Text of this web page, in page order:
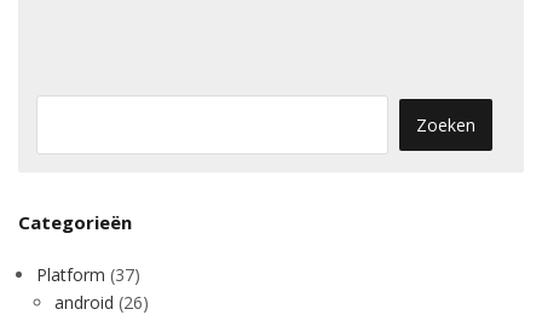
Categorieën
Platform (37)
android (26)